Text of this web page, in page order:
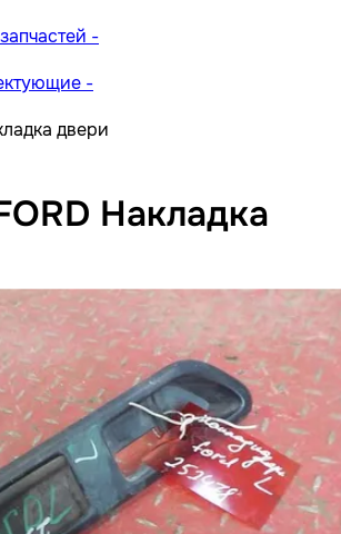
-
-
двери
Накладка